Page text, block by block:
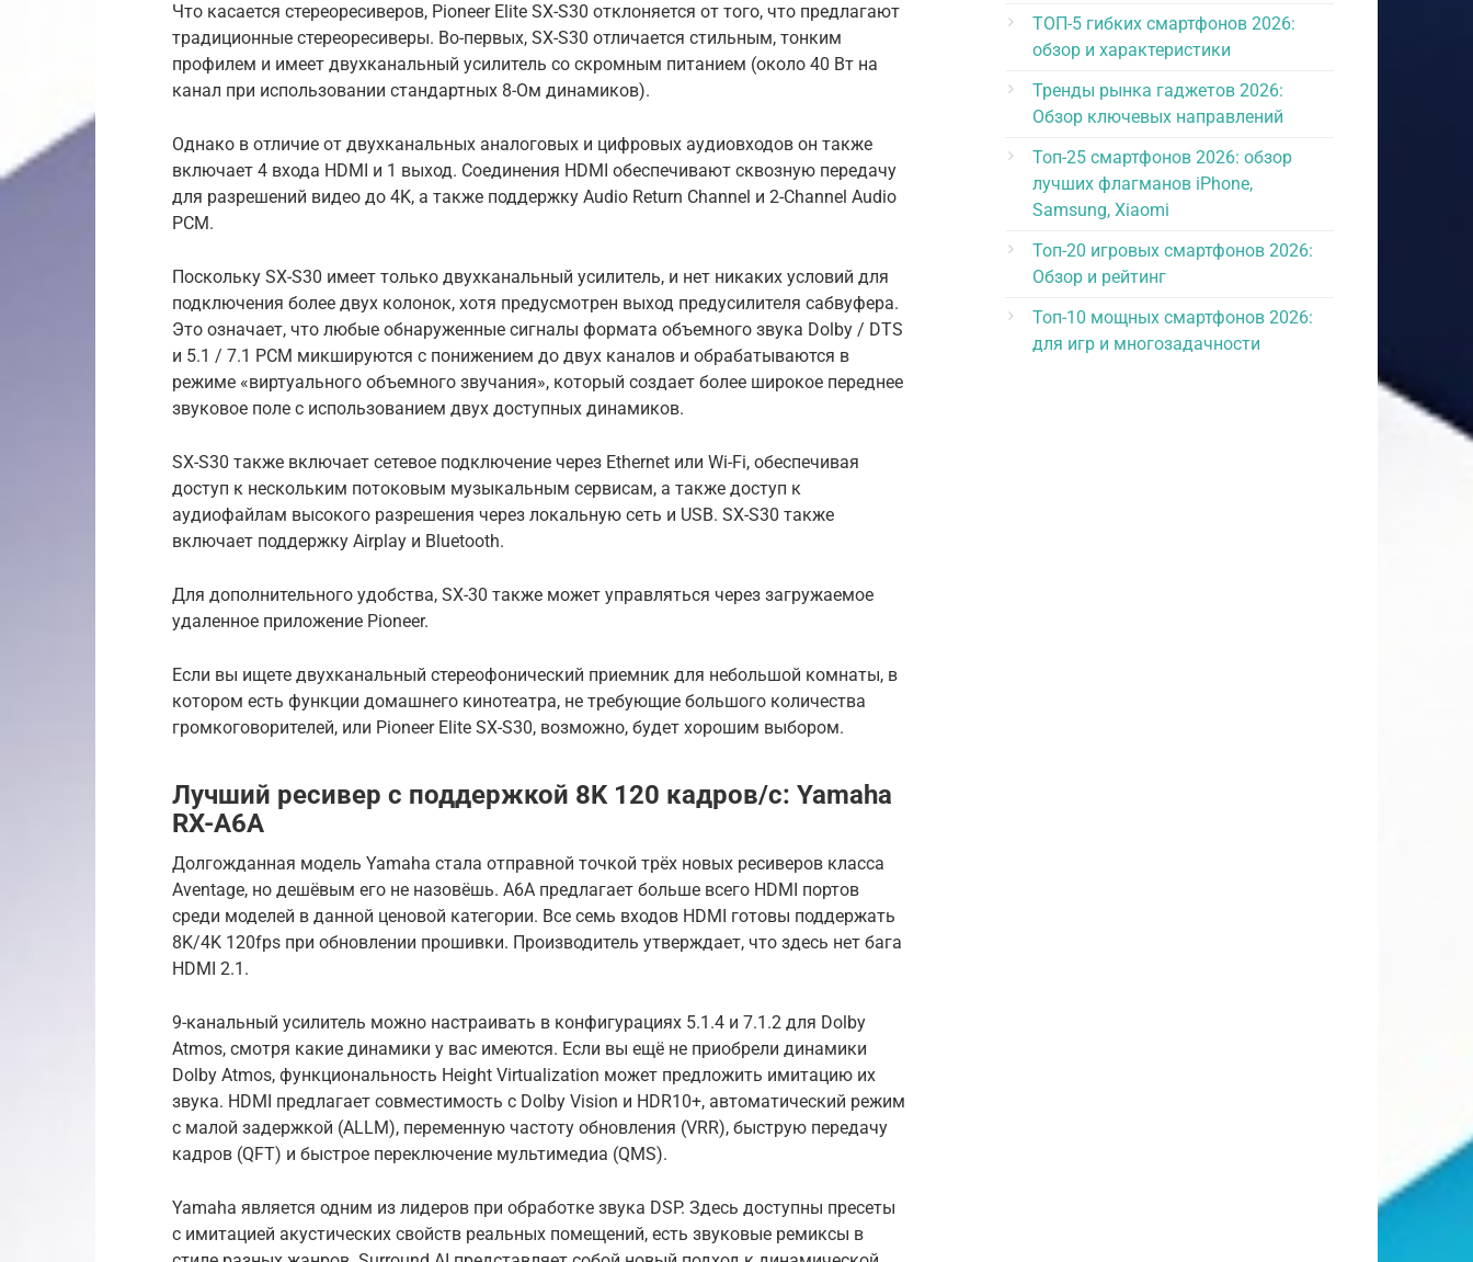
Что касается стереоресиверов, Pioneer Elite SX-S30 отклоняется от того, что предлагают
традиционные стереоресиверы. Во-первых, SX-S30 отличается стильным, тонким
профилем и имеет двухканальный усилитель со скромным питанием (около 40 Вт на
канал при использовании стандартных 8-Ом динамиков).
Однако в отличие от двухканальных аналоговых и цифровых аудиовходов он также
включает 4 входа HDMI и 1 выход. Соединения HDMI обеспечивают сквозную передачу
для разрешений видео до 4K, а также поддержку Audio Return Channel и 2-Channel Audio
PCM.
Поскольку SX-S30 имеет только двухканальный усилитель, и нет никаких условий для
подключения более двух колонок, хотя предусмотрен выход предусилителя сабвуфера.
Это означает, что любые обнаруженные сигналы формата объемного звука Dolby / DTS
и 5.1 / 7.1 PCM микшируются с понижением до двух каналов и обрабатываются в
режиме «виртуального объемного звучания», который создает более широкое переднее
звуковое поле с использованием двух доступных динамиков.
SX-S30 также включает сетевое подключение через Ethernet или Wi-Fi, обеспечивая
доступ к нескольким потоковым музыкальным сервисам, а также доступ к
аудиофайлам высокого разрешения через локальную сеть и USB. SX-S30 также
включает поддержку Airplay и Bluetooth.
Для дополнительного удобства, SX-30 также может управляться через загружаемое
удаленное приложение Pioneer.
Если вы ищете двухканальный стереофонический приемник для небольшой комнаты, в
котором есть функции домашнего кинотеатра, не требующие большого количества
громкоговорителей, или Pioneer Elite SX-S30, возможно, будет хорошим выбором.
Лучший ресивер с поддержкой 8K 120 кадров/с: Yamaha
RX-A6A
Долгожданная модель Yamaha стала отправной точкой трёх новых ресиверов класса
Aventage, но дешёвым его не назовёшь. A6A предлагает больше всего HDMI портов
среди моделей в данной ценовой категории. Все семь входов HDMI готовы поддержать
8K/4K 120fps при обновлении прошивки. Производитель утверждает, что здесь нет бага
HDMI 2.1.
9-канальный усилитель можно настраивать в конфигурациях 5.1.4 и 7.1.2 для Dolby
Atmos, смотря какие динамики у вас имеются. Если вы ещё не приобрели динамики
Dolby Atmos, функциональность Height Virtualization может предложить имитацию их
звука. HDMI предлагает совместимость с Dolby Vision и HDR10+, автоматический режим
с малой задержкой (ALLM), переменную частоту обновления (VRR), быструю передачу
кадров (QFT) и быстрое переключение мультимедиа (QMS).
Yamaha является одним из лидеров при обработке звука DSP. Здесь доступны пресеты
с имитацией акустических свойств реальных помещений, есть звуковые ремиксы в
ТОП-5 гибких смартфонов 2026:
обзор и характеристики
Тренды рынка гаджетов 2026:
Обзор ключевых направлений
Топ-25 смартфонов 2026: обзор
лучших флагманов iPhone,
Samsung, Xiaomi
Топ-20 игровых смартфонов 2026:
Обзор и рейтинг
Топ-10 мощных смартфонов 2026:
для игр и многозадачности